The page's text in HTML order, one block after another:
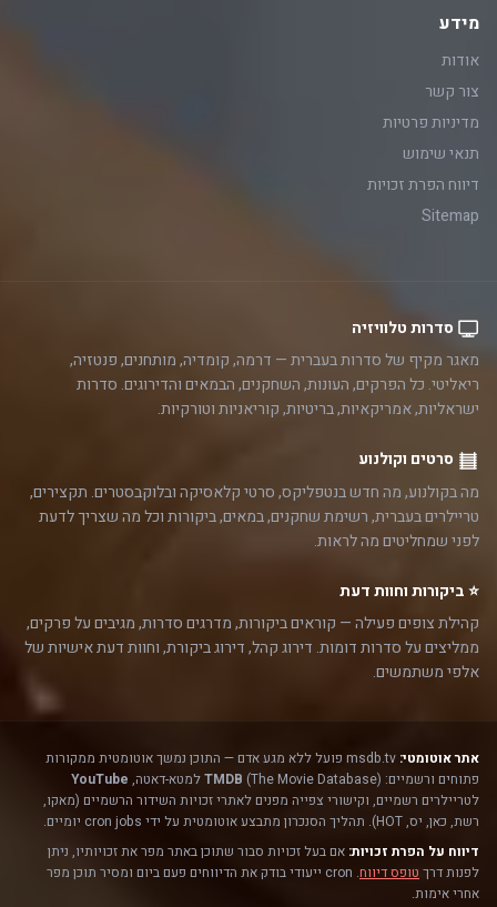
מידע
אודות
צור קשר
מדיניות פרטיות
תנאי שימוש
דיווח הפרת זכויות
Sitemap
סדרות טלוויזיה
מאגר מקיף של סדרות בעברית — דרמה, קומדיה, מותחנים, פנטזיה,
ריאליטי. כל הפרקים, העונות, השחקנים, הבמאים והדירוגים. סדרות
ישראליות, אמריקאיות, בריטיות, קוריאניות וטורקיות.
סרטים וקולנוע
מה בקולנוע, מה חדש בנטפליקס, סרטי קלאסיקה ובלוקבסטרים. תקצירים,
טריילרים בעברית, רשימת שחקנים, במאים, ביקורות וכל מה שצריך לדעת
לפני שמחליטים מה לראות.
⭐ ביקורות וחוות דעת
קהילת צופים פעילה — קוראים ביקורות, מדרגים סדרות, מגיבים על פרקים,
ממליצים על סדרות דומות. דירוג קהל, דירוג ביקורת, וחוות דעת אישיות של
אלפי משתמשים.
אתר אוטומטי:
msdb.tv פועל ללא מגע אדם — התוכן נמשך אוטומטית ממקורות
פתוחים ורשמיים:
TMDB (The Movie Database) למטא-דאטה,
YouTube
לטריילרים רשמיים, וקישורי צפייה מפנים לאתרי זכויות השידור הרשמיים (מאקו,
רשת, כאן, יס, HOT). תהליך הסנכרון מתבצע אוטומטית על ידי cron jobs יומיים.
דיווח על הפרת זכויות: אם בעל זכויות סבור שתוכן באתר מפר את זכויותיו, ניתן
לפנות דרך טופס דיווח
. cron ייעודי בודק את הדיווחים פעם ביום ומסיר תוכן מפר
אחרי אימות.